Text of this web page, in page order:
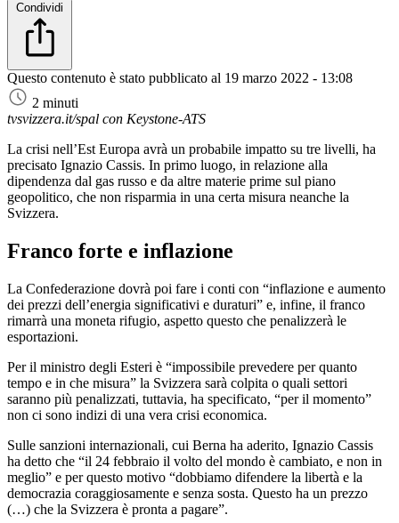
Condividi
Questo contenuto è stato pubblicato al 19 marzo 2022 - 13:08
2 minuti
tvsvizzera.it/spal con Keystone-ATS
La crisi nell’Est Europa avrà un probabile impatto su tre livelli, ha
precisato Ignazio Cassis. In primo luogo, in relazione alla
dipendenza dal gas russo e da altre materie prime sul piano
geopolitico, che non risparmia in una certa misura neanche la
Svizzera.
Franco forte e inflazione
La Confederazione dovrà poi fare i conti con “inflazione e aumento
dei prezzi dell’energia significativi e duraturi” e, infine, il franco
rimarrà una moneta rifugio, aspetto questo che penalizzerà le
esportazioni.
Per il ministro degli Esteri è “impossibile prevedere per quanto
tempo e in che misura” la Svizzera sarà colpita o quali settori
saranno più penalizzati, tuttavia, ha specificato, “per il momento”
non ci sono indizi di una vera crisi economica.
Sulle sanzioni internazionali, cui Berna ha aderito, Ignazio Cassis
ha detto che “il 24 febbraio il volto del mondo è cambiato, e non in
meglio” e per questo motivo “dobbiamo difendere la libertà e la
democrazia coraggiosamente e senza sosta. Questo ha un prezzo
(…) che la Svizzera è pronta a pagare”.